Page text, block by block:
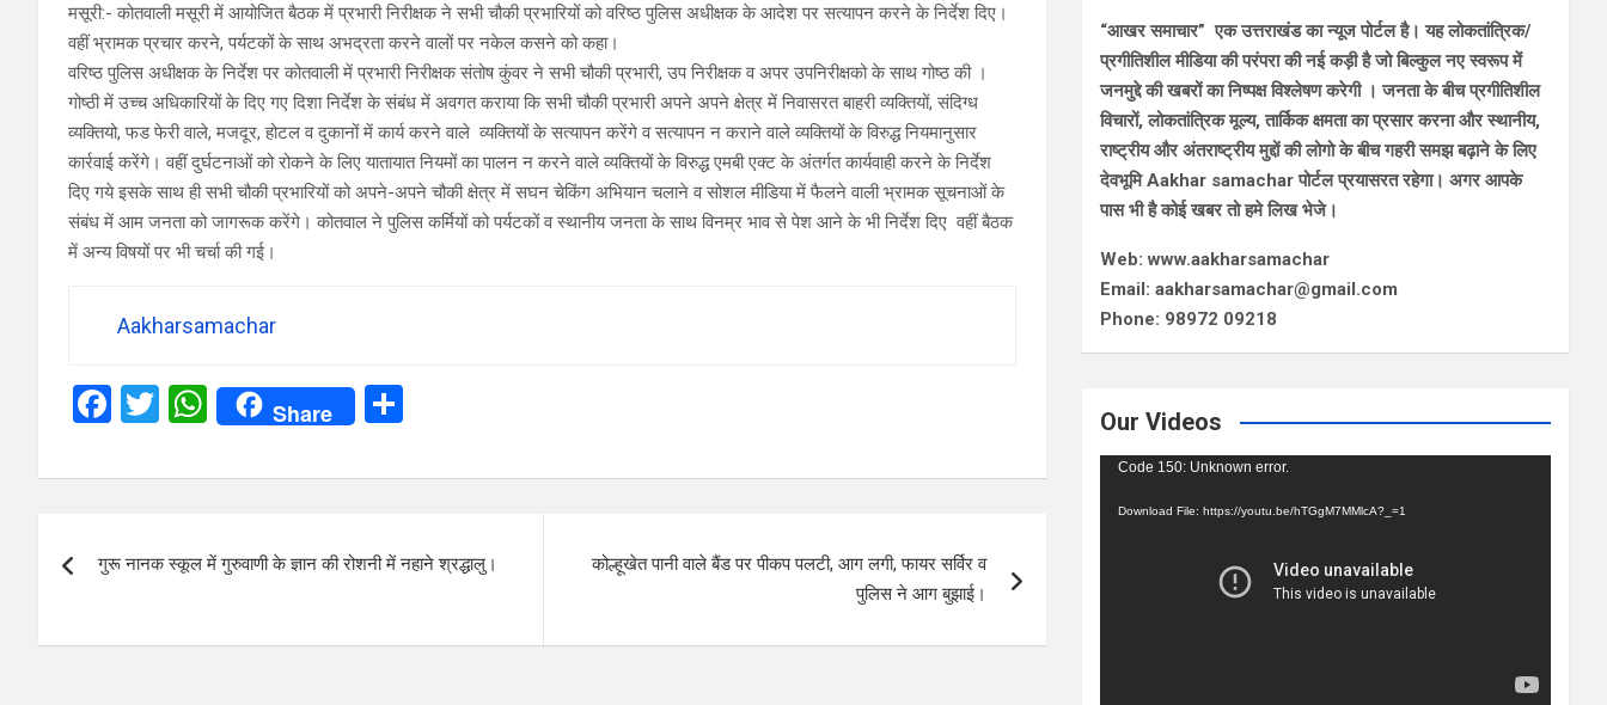
मसूरी:- कोतवाली मसूरी में आयोजित बैठक में प्रभारी निरीक्षक ने सभी चौकी प्रभारियों को वरिष्ठ पुलिस अधीक्षक के आदेश पर सत्यापन करने के निर्देश दिए।
वहीं भ्रामक प्रचार करने, पर्यटकों के साथ अभद्रता करने वालों पर नकेल कसने को कहा।
वरिष्ठ पुलिस अधीक्षक के निर्देश पर कोतवाली में प्रभारी निरीक्षक संतोष कुंवर ने सभी चौकी प्रभारी, उप निरीक्षक व अपर उपनिरीक्षको के साथ गोष्ठ की ।
गोष्ठी में उच्च अधिकारियों के दिए गए दिशा निर्देश के संबंध में अवगत कराया कि सभी चौकी प्रभारी अपने अपने क्षेत्र में निवासरत बाहरी व्यक्तियों, संदिग्ध
व्यक्तियो, फड फेरी वाले, मजदूर, होटल व दुकानों में कार्य करने वाले व्यक्तियों के सत्यापन करेंगे व सत्यापन न कराने वाले व्यक्तियों के विरुद्ध नियमानुसार
कार्रवाई करेंगे। वहीं दुर्घटनाओं को रोकने के लिए यातायात नियमों का पालन न करने वाले व्यक्तियों के विरुद्ध एमबी एक्ट के अंतर्गत कार्यवाही करने के निर्देश
दिए गये इसके साथ ही सभी चौकी प्रभारियों को अपने-अपने चौकी क्षेत्र में सघन चेकिंग अभियान चलाने व सोशल मीडिया में फैलने वाली भ्रामक सूचनाओं के
संबंध में आम जनता को जागरूक करेंगे। कोतवाल ने पुलिस कर्मियों को पर्यटकों व स्थानीय जनता के साथ विनम्र भाव से पेश आने के भी निर्देश दिए वहीं बैठक
में अन्य विषयों पर भी चर्चा की गई।
Aakharsamachar
F
ce
o
k
T
tt
W
at
A
p
Share
ar
navigation
गुरू नानक स्कूल में गुरुवाणी के ज्ञान की रोशनी में नहाने श्रद्धालु।
कोल्हूखेत पानी वाले बैंड पर पीकप पलटी, आग लगी, फायर सर्विर व
पुलिस ने आग बुझाई।
“आखर समाचार” एक उत्तराखंड का न्यूज पोर्टल है। यह लोकतांत्रिक/
प्रगीतिशील मीडिया की परंपरा की नई कड़ी है जो बिल्कुल नए स्वरूप में
जनमुद्दे की खबरों का निष्पक्ष विश्लेषण करेगी । जनता के बीच प्रगीतिशील
विचारों, लोकतांत्रिक मूल्य, तार्किक क्षमता का प्रसार करना और स्थानीय,
राष्ट्रीय और अंतराष्ट्रीय मुद्दों की लोगो के बीच गहरी समझ बढ़ाने के लिए
देवभूमि Aakhar samachar पोर्टल प्रयासरत रहेगा। अगर आपके
पास भी है कोई खबर तो हमे लिख भेजे।
Web: www.aakharsamachar
Email: aakharsamachar@gmail.com
Phone: 98972 09218
Our Videos
Video
Code 150: Unknown error.
Download File: https://youtu.be/hTGgM7MMlcA?_=1